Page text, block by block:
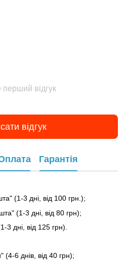
перший відгук
відгук
Гарантія
(1-3 дні, від 100 грн.);
(1-3 дні, від 80 грн);
дні, від 125 грн).
(4-6 днів, від 40 грн);